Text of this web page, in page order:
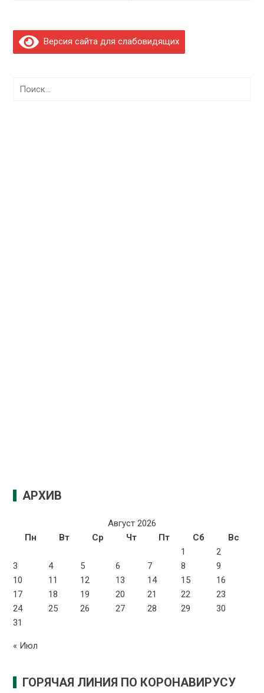
Версия сайта для слабовидящих
Найти:
АРХИВ
Август 2026
Пн
Вт Ср Чт Пт Сб
Вс
1
2
3
4 5 6 7 8
9
10
11 12 13 14 15
16
17
18 19 20 21 22
23
24
25 26 27 28 29
30
31
« Июл
ГОРЯЧАЯ ЛИНИЯ ПО КОРОНАВИРУСУ